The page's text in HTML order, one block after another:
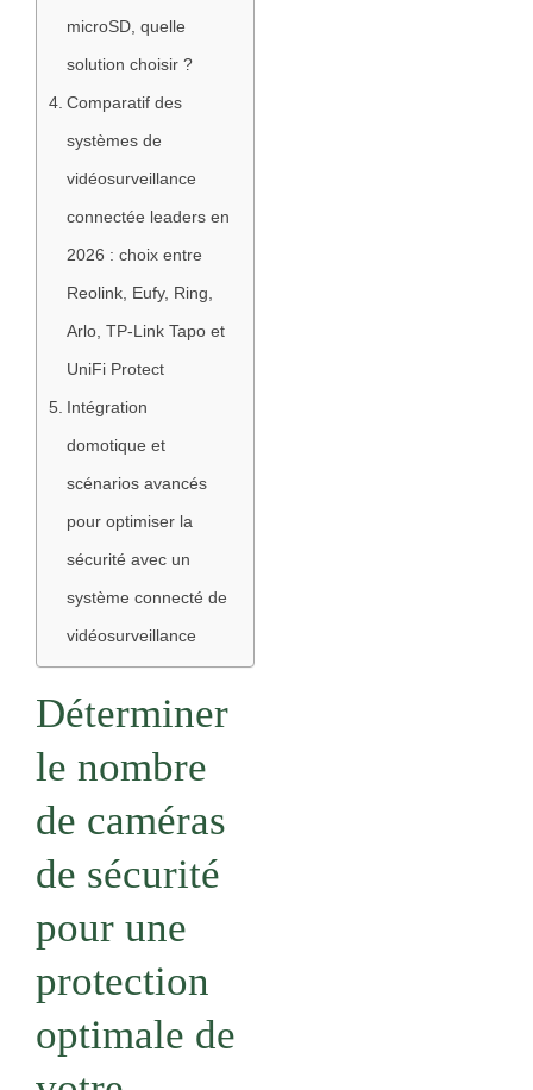
microSD, quelle
solution choisir ?
Comparatif des
systèmes de
vidéosurveillance
connectée leaders en
2026 : choix entre
Reolink, Eufy, Ring,
Arlo, TP-Link Tapo et
UniFi Protect
Intégration
domotique et
scénarios avancés
pour optimiser la
sécurité avec un
système connecté de
vidéosurveillance
Déterminer
le nombre
de caméras
de sécurité
pour une
protection
optimale de